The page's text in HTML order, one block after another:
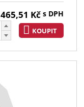
465,51 Kč s DPH
KOUPIT